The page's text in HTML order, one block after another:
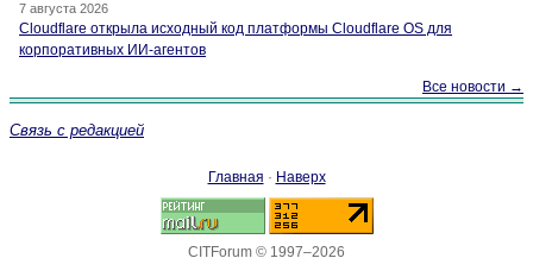
7 августа 2026
Cloudflare открыла исходный код платформы Cloudflare OS для
корпоративных ИИ-агентов
Все новости →
Связь с редакцией
Главная · Наверх
CITForum © 1997–2026